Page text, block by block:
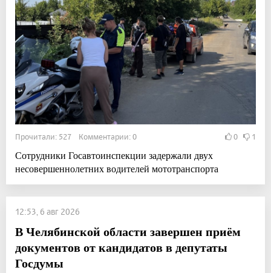
Прочитали: 527 Комментарии: 0 0 1
Сотрудники Госавтоинспекции задержали двух
несовершеннолетних водителей мототранспорта
12:53, 6 авг 2026
В Челябинской области завершен приём
документов от кандидатов в депутаты
Госдумы